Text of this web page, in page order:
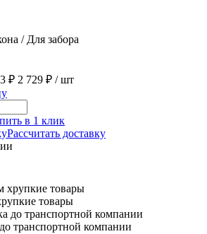
/ Для забора
₽ 2 729 ₽ / шт
в 1 клик
Рассчитать доставку
товары
транспортной компании